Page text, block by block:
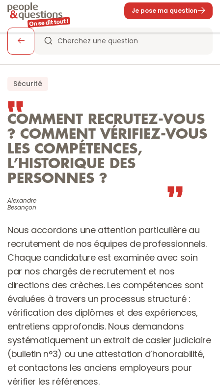
Je pose ma question
Cherchez une question
Sécurité
COMMENT RECRUTEZ-VOUS
? COMMENT VÉRIFIEZ-VOUS
LES COMPÉTENCES,
L’HISTORIQUE DES
PERSONNES ?
Alexandre
Besançon
Nous accordons une attention particulière au
recrutement de nos équipes de professionnels.
Chaque candidature est examinée avec soin
par nos chargés de recrutement et nos
directions des crèches. Les compétences sont
évaluées à travers un processus structuré :
vérification des diplômes et des expériences,
entretiens approfondis. Nous demandons
systématiquement un extrait de casier judiciaire
(bulletin n°3) ou une attestation d’honorabilité,
et contactons les anciens employeurs pour
vérifier les références.